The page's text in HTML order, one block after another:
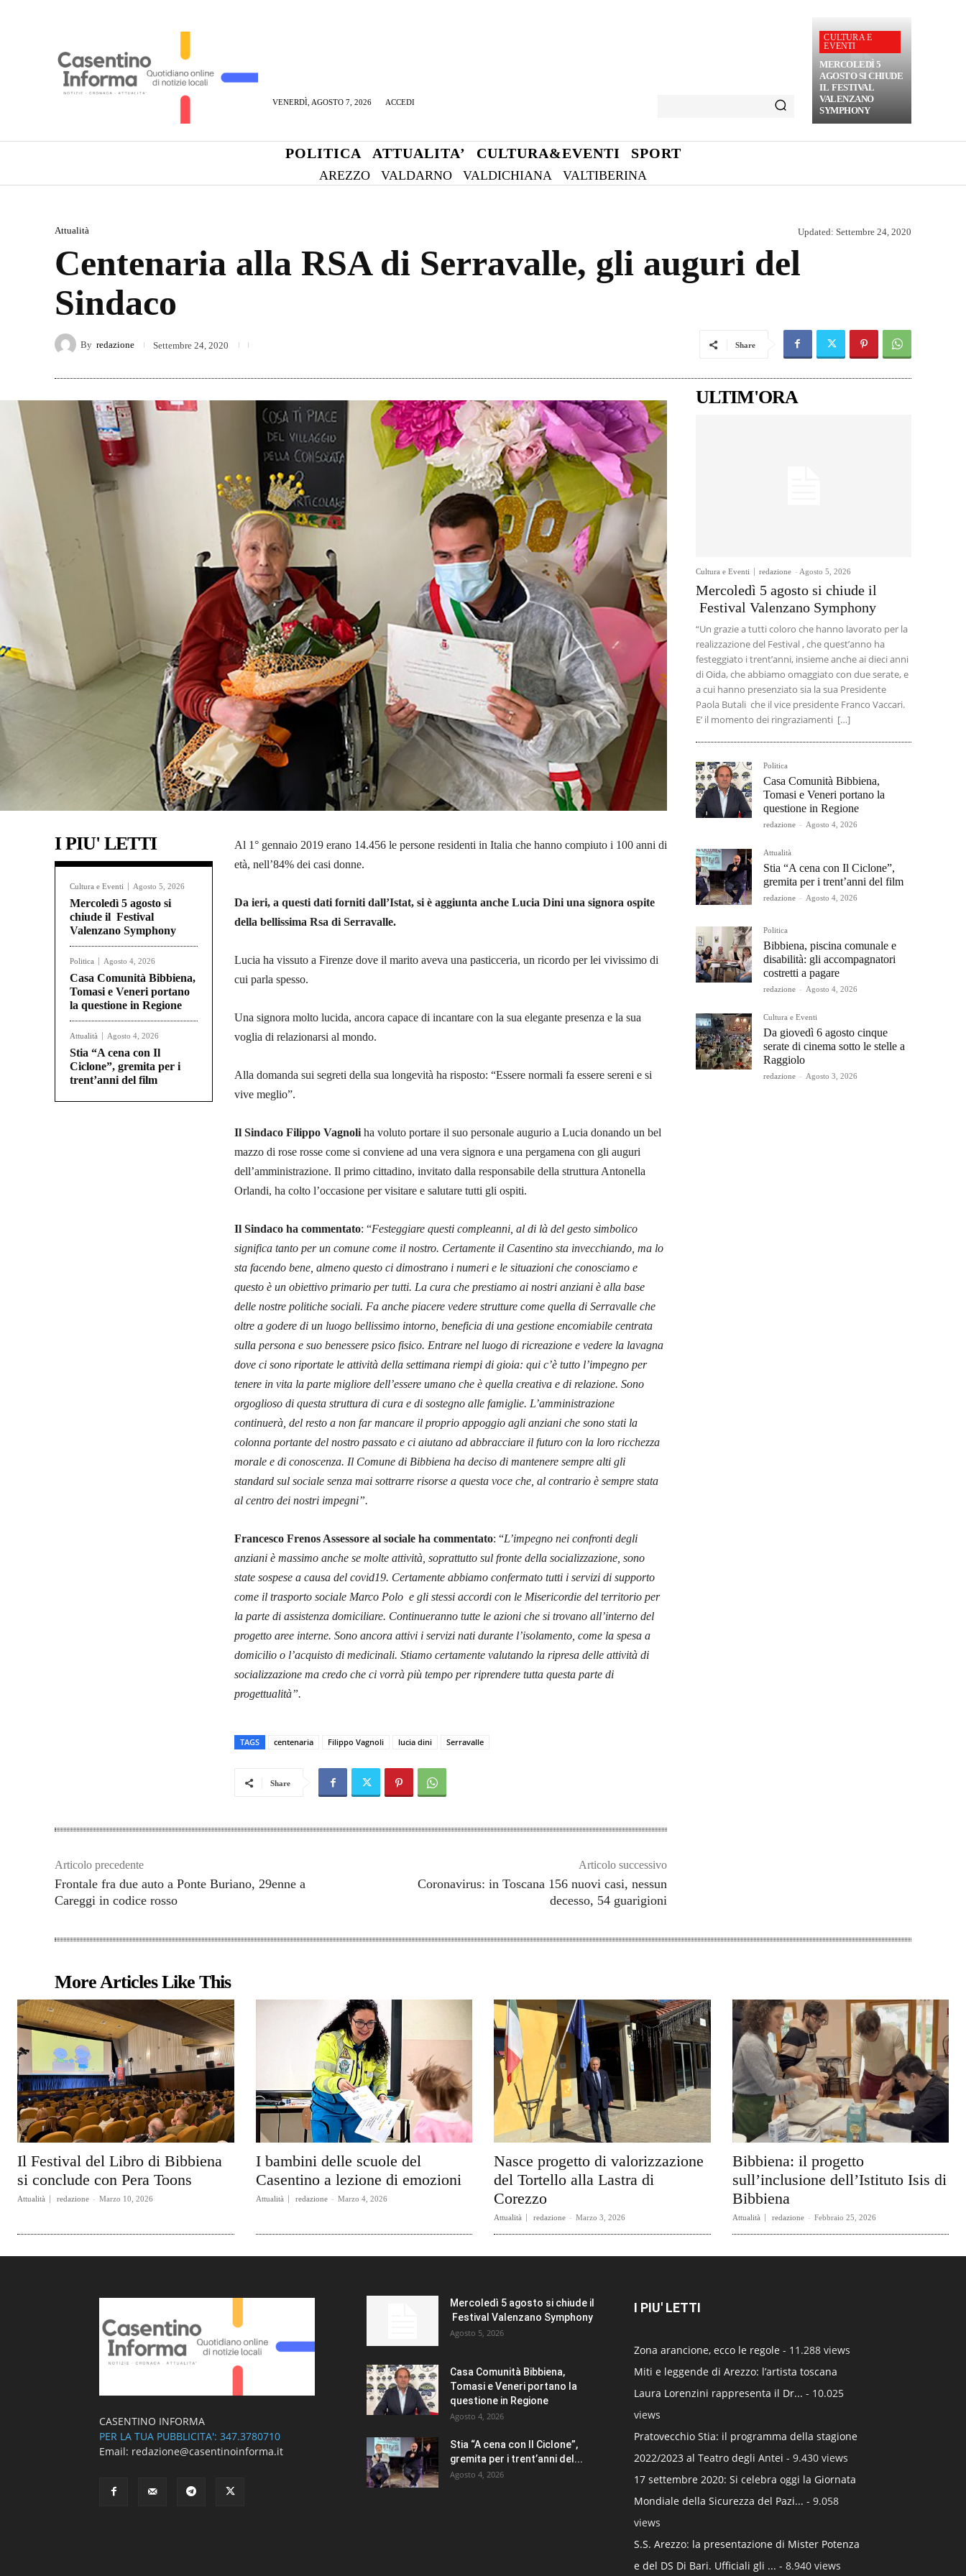
VENERDÌ, AGOSTO 7, 2026 ACCEDI
CULTURA E
EVENTI
MERCOLEDÌ 5
AGOSTO SI CHIUDE
IL FESTIVAL
VALENZANO
SYMPHONY
POLITICA ATTUALITA’ CULTURA&EVENTI SPORT
AREZZO VALDARNO VALDICHIANA VALTIBERINA
Attualità Updated: Settembre 24, 2020
Centenaria alla RSA di Serravalle, gli auguri del
Sindaco
By redazione Settembre 24, 2020 Share
I PIU' LETTI
Cultura e Eventi Agosto 5, 2026
Mercoledì 5 agosto si
chiude il Festival
Valenzano Symphony
Politica Agosto 4, 2026
Casa Comunità Bibbiena,
Tomasi e Veneri portano
la questione in Regione
Attualità Agosto 4, 2026
Stia “A cena con Il
Ciclone”, gremita per i
trent’anni del film
Al 1° gennaio 2019 erano 14.456 le persone residenti in Italia che hanno compiuto i 100 anni di
età, nell’84% dei casi donne.
Da ieri, a questi dati forniti dall’Istat, si è aggiunta anche Lucia Dini una signora ospite
della bellissima Rsa di Serravalle.
Lucia ha vissuto a Firenze dove il marito aveva una pasticceria, un ricordo per lei vivissimo di
cui parla spesso.
Una signora molto lucida, ancora capace di incantare con la sua elegante presenza e la sua
voglia di relazionarsi al mondo.
Alla domanda sui segreti della sua longevità ha risposto: “Essere normali fa essere sereni e si
vive meglio”.
Il Sindaco Filippo Vagnoli ha voluto portare il suo personale augurio a Lucia donando un bel
mazzo di rose rosse come si conviene ad una vera signora e una pergamena con gli auguri
dell’amministrazione. Il primo cittadino, invitato dalla responsabile della struttura Antonella
Orlandi, ha colto l’occasione per visitare e salutare tutti gli ospiti.
Il Sindaco ha commentato: “Festeggiare questi compleanni, al di là del gesto simbolico
significa tanto per un comune come il nostro. Certamente il Casentino sta invecchiando, ma lo
sta facendo bene, almeno questo ci dimostrano i numeri e le situazioni che conosciamo e
questo è un obiettivo primario per tutti. La cura che prestiamo ai nostri anziani è alla base
delle nostre politiche sociali. Fa anche piacere vedere strutture come quella di Serravalle che
oltre a godere di un luogo bellissimo intorno, beneficia di una gestione encomiabile centrata
sulla persona e suo benessere psico fisico. Entrare nel luogo di ricreazione e vedere la lavagna
dove ci sono riportate le attività della settimana riempi di gioia: qui c’è tutto l’impegno per
tenere in vita la parte migliore dell’essere umano che è quella creativa e di relazione. Sono
orgoglioso di questa struttura di cura e di sostegno alle famiglie. L’amministrazione
continuerà, del resto a non far mancare il proprio appoggio agli anziani che sono stati la
colonna portante del nostro passato e ci aiutano ad abbracciare il futuro con la loro ricchezza
morale e di conoscenza. Il Comune di Bibbiena ha deciso di mantenere sempre alti gli
standard sul sociale senza mai sottrarre risorse a questa voce che, al contrario è sempre stata
al centro dei nostri impegni”.
Francesco Frenos Assessore al sociale ha commentato: “L’impegno nei confronti degli
anziani è massimo anche se molte attività, soprattutto sul fronte della socializzazione, sono
state sospese a causa del covid19. Certamente abbiamo confermato tutti i servizi di supporto
come il trasporto sociale Marco Polo e gli stessi accordi con le Misericordie del territorio per
la parte di assistenza domiciliare. Continueranno tutte le azioni che si trovano all’interno del
progetto aree interne. Sono ancora attivi i servizi nati durante l’isolamento, come la spesa a
domicilio o l’acquisto di medicinali. Stiamo certamente valutando la ripresa delle attività di
socializzazione ma credo che ci vorrà più tempo per riprendere tutta questa parte di
progettualità”.
TAGS centenaria Filippo Vagnoli lucia dini Serravalle
Share
Articolo precedente
Frontale fra due auto a Ponte Buriano, 29enne a
Careggi in codice rosso
Articolo successivo
Coronavirus: in Toscana 156 nuovi casi, nessun
decesso, 54 guarigioni
ULTIM'ORA
Cultura e Eventi redazione - Agosto 5, 2026
Mercoledì 5 agosto si chiude il
Festival Valenzano Symphony
“Un grazie a tutti coloro che hanno lavorato per la
realizzazione del Festival , che quest’anno ha
festeggiato i trent’anni, insieme anche ai dieci anni
di Oida, che abbiamo omaggiato con due serate, e
a cui hanno presenziato sia la sua Presidente
Paola Butali che il vice presidente Franco Vaccari.
E’ il momento dei ringraziamenti […]
Politica
Casa Comunità Bibbiena,
Tomasi e Veneri portano la
questione in Regione
redazione - Agosto 4, 2026
Attualità
Stia “A cena con Il Ciclone”,
gremita per i trent’anni del film
redazione - Agosto 4, 2026
Politica
Bibbiena, piscina comunale e
disabilità: gli accompagnatori
costretti a pagare
redazione - Agosto 4, 2026
Cultura e Eventi
Da giovedì 6 agosto cinque
serate di cinema sotto le stelle a
Raggiolo
redazione - Agosto 3, 2026
More Articles Like This
Il Festival del Libro di Bibbiena
si conclude con Pera Toons
Attualità redazione - Marzo 10, 2026
I bambini delle scuole del
Casentino a lezione di emozioni
Attualità redazione - Marzo 4, 2026
Nasce progetto di valorizzazione
del Tortello alla Lastra di
Corezzo
Attualità redazione - Marzo 3, 2026
Bibbiena: il progetto
sull’inclusione dell’Istituto Isis di
Bibbiena
Attualità redazione - Febbraio 25, 2026
CASENTINO INFORMA
PER LA TUA PUBBLICITA': 347.3780710
Email: redazione@casentinoinforma.it
Mercoledì 5 agosto si chiude il
Festival Valenzano Symphony
Agosto 5, 2026
Casa Comunità Bibbiena,
Tomasi e Veneri portano la
questione in Regione
Agosto 4, 2026
Stia “A cena con Il Ciclone”,
gremita per i trent’anni del...
Agosto 4, 2026
I PIU' LETTI
Zona arancione, ecco le regole - 11.288 views
Miti e leggende di Arezzo: l’artista toscana
Laura Lorenzini rappresenta il Dr... - 10.025
views
Pratovecchio Stia: il programma della stagione
2022/2023 al Teatro degli Antei - 9.430 views
17 settembre 2020: Si celebra oggi la Giornata
Mondiale della Sicurezza del Pazi... - 9.058
views
S.S. Arezzo: la presentazione di Mister Potenza
e del DS Di Bari. Ufficiali gli ... - 8.940 views